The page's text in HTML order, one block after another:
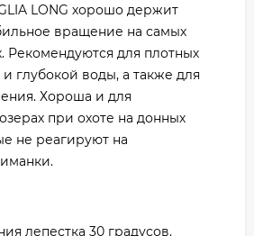
LONG хорошо держит
вращение на самых
Рекомендуются для плотных
глубокой воды, а также для
Хороша и для
при охоте на донных
не реагируют на
лепестка 30 градусов.